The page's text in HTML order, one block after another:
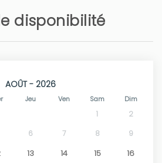
une zone résidentielle avec tous
et supermarchés à
villages et villes.
de sable doré ont fait de cette
des favorites des familles. Les
guise, tandis que les eaux peu
disponibilité
AOÛT - 2026
Jeu Ven Sam Dim
1
2
6 7 8
9
13 14 15
16